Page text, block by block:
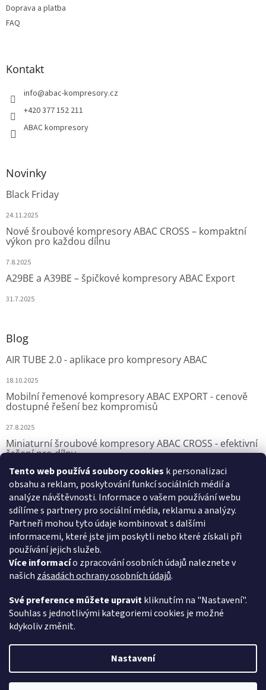
Tento web používá soubory cookies k personalizaci
obsahu a reklam, poskytování funkcí sociálních médií a
analýze návštěvnosti. Informace o vašem používání webu
sdílíme s partnery pro sociální média, reklamu a analýzy.
Partneři mohou tyto údaje kombinovat s dalšími
informacemi, které jste jim poskytli nebo které získali při
používání jejich služeb.
Více informacío zpracování osobních údajů naleznete v
našich zásadách ochrany osobních údajů.
Své preference můžete upravitkliknutím na "Nastavení".
Souhlas s jednotlivými kategoriemi cookies je možné
kdykoliv změnit.
Nastavení
Doprava a platba
FAQ
Kontakt
info@abac-kompresory.cz
+420 377 152 211
ABAC kompresory
Novinky
Black Friday
24.11.2025
Nové šroubové kompresory ABAC CROSS – kompaktní
výkon pro každou dílnu
7.8.2025
A29BE a A39BE – špičkové kompresory ABAC Export
31.7.2025
Blog
AIR TUBE 2.0 - aplikace pro kompresory ABAC
18.10.2025
Mobilní řemenové kompresory ABAC EXPORT - cenově
dostupné řešení bez kompromisů
27.8.2025
Miniaturní šroubové kompresory ABAC CROSS - efektivní
řešení pro dílny
7.8.2025
Přijímáme online platby
Vytvořil Shoptet
Copyright 2026Pístové kompresory ABAC. Všechna práva